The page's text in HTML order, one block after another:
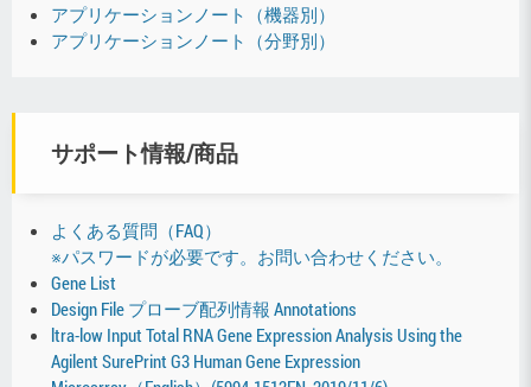
アプリケーションノート（機器別）
アプリケーションノート（分野別）
サポート情報/商品
よくある質問（FAQ）
※パスワードが必要です。お問い合わせください。
Gene List
Design File プローブ配列情報 Annotations
ltra-low Input Total RNA Gene Expression Analysis Using the
Agilent SurePrint G3 Human Gene Expression